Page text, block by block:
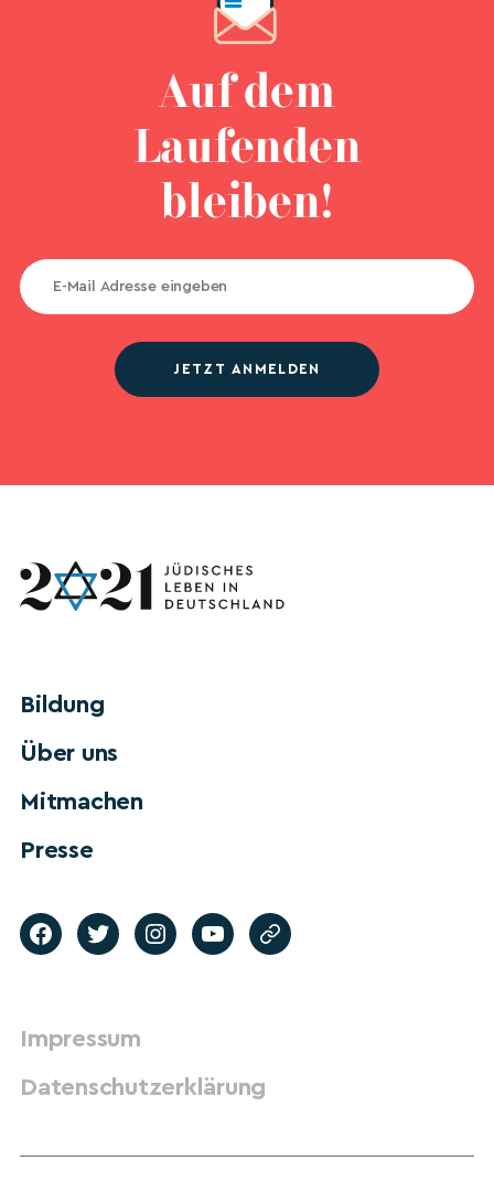
Auf dem
Laufenden
bleiben!
JETZT ANMELDEN
Bildung
Über uns
Mitmachen
Presse
Impressum
Datenschutzerklärung